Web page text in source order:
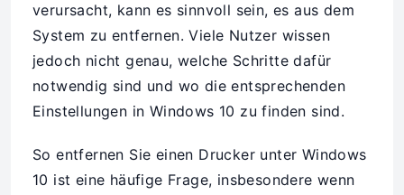
verursacht, kann es sinnvoll sein, es aus dem
System zu entfernen. Viele Nutzer wissen
jedoch nicht genau, welche Schritte dafür
notwendig sind und wo die entsprechenden
Einstellungen in Windows 10 zu finden sind.
So entfernen Sie einen Drucker unter Windows
10 ist eine häufige Frage, insbesondere wenn